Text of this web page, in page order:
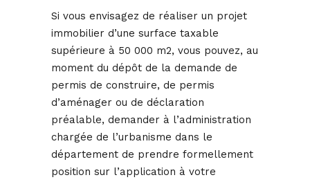
Si vous envisagez de réaliser un projet
immobilier d’une surface taxable
supérieure à 50 000 m2, vous pouvez, au
moment du dépôt de la demande de
permis de construire, de permis
d’aménager ou de déclaration
préalable, demander à l’administration
chargée de l’urbanisme dans le
département de prendre formellement
position sur l’application à votre